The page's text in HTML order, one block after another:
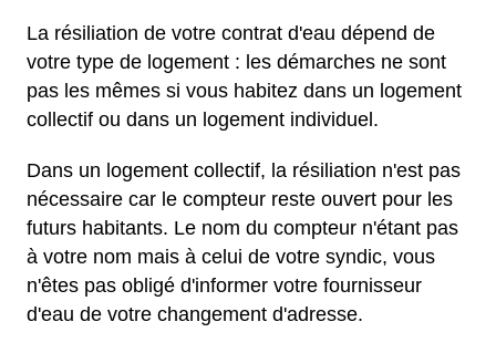
La résiliation de votre contrat d'eau dépend de
votre type de logement : les démarches ne sont
pas les mêmes si vous habitez dans un logement
collectif ou dans un logement individuel.
Dans un logement collectif, la résiliation n'est pas
nécessaire car le compteur reste ouvert pour les
futurs habitants. Le nom du compteur n'étant pas
à votre nom mais à celui de votre syndic, vous
n'êtes pas obligé d'informer votre fournisseur
d'eau de votre changement d'adresse.